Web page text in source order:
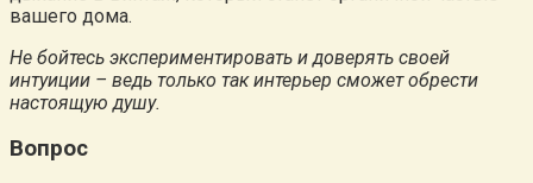
вашего дома.
Не бойтесь экспериментировать и доверять своей
интуиции – ведь только так интерьер сможет обрести
настоящую душу.
Вопрос